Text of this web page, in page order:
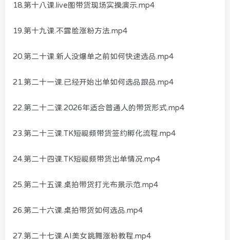
18.第十八课.live图带货现场实操演示.mp4
19.第十九课.不露脸涨粉方法.mp4
20.第二十课.新人没爆单之前如何快速选品.mp4
21.第二十一课.已经开始出单如何选品跟品.mp4
22.第二十二课.2026年适合普通人的带货形式.mp4
23.第二十三课.TK短视频带货签约孵化流程.mp4
24.第二十四课.TK短视频带货出单情况.mp4
25.第二十五课.桌拍带货打光布景示范.mp4
26.第二十六课.桌拍带货如何选品.mp4
27.第二十七课.AI美女跳舞涨粉教程.mp4